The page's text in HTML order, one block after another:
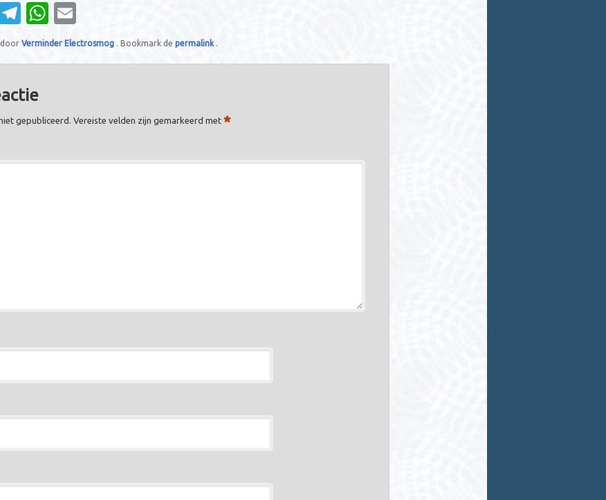
M
T
el
e
a
m
W
h
at
p
m
ail
Verminder Electrosmog . Bookmark de permalink .
gepubliceerd. Vereiste velden zijn gemarkeerd met*